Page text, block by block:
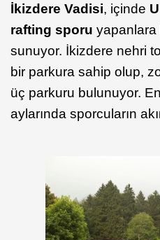
İkizdere Vadisi, içinde
rafting sporu yapanlara
sunuyor. İkizdere nehri
bir parkura sahip olup,
üç parkuru bulunuyor.
aylarında sporcuların